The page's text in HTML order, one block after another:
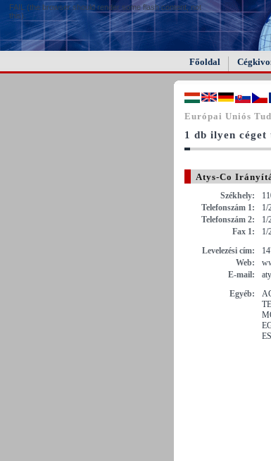
FAIL (the browser should render some flash content, not
this).
Főoldal
Európai Uniós
1 db ilyen
Atys-Co
Székhely:
Telefonszám 1:
1/
Telefonszám 2:
1/
Fax 1:
1/
Levelezési cím:
Web:
E-mail:
Egyéb: